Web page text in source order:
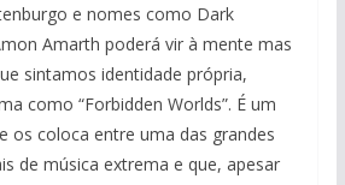
e nomes como Dark
Amarth poderá vir à mente mas
sintamos identidade própria,
como “Forbidden Worlds”. É um
os coloca entre uma das grandes
de música extrema e que, apesar